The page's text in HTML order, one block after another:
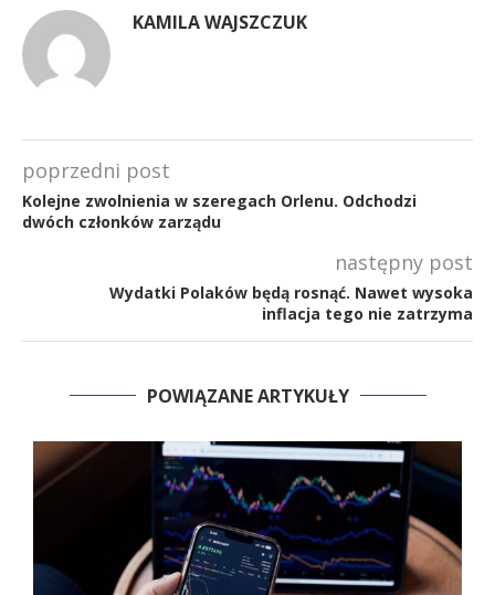
KAMILA WAJSZCZUK
poprzedni post
Kolejne zwolnienia w szeregach Orlenu. Odchodzi
dwóch członków zarządu
następny post
Wydatki Polaków będą rosnąć. Nawet wysoka
inflacja tego nie zatrzyma
POWIĄZANE ARTYKUŁY